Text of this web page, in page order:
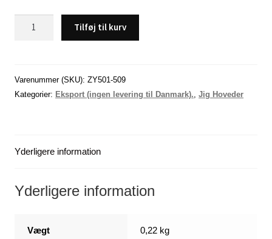
gram
og
-
Tilføj til kurv
Varenummer (SKU):ZY501-509
Kategorier: Eksport (ingen levering til Danmark).,Jig Hoveder
Yderligere information
Yderligere information
Vægt 0,22 kg